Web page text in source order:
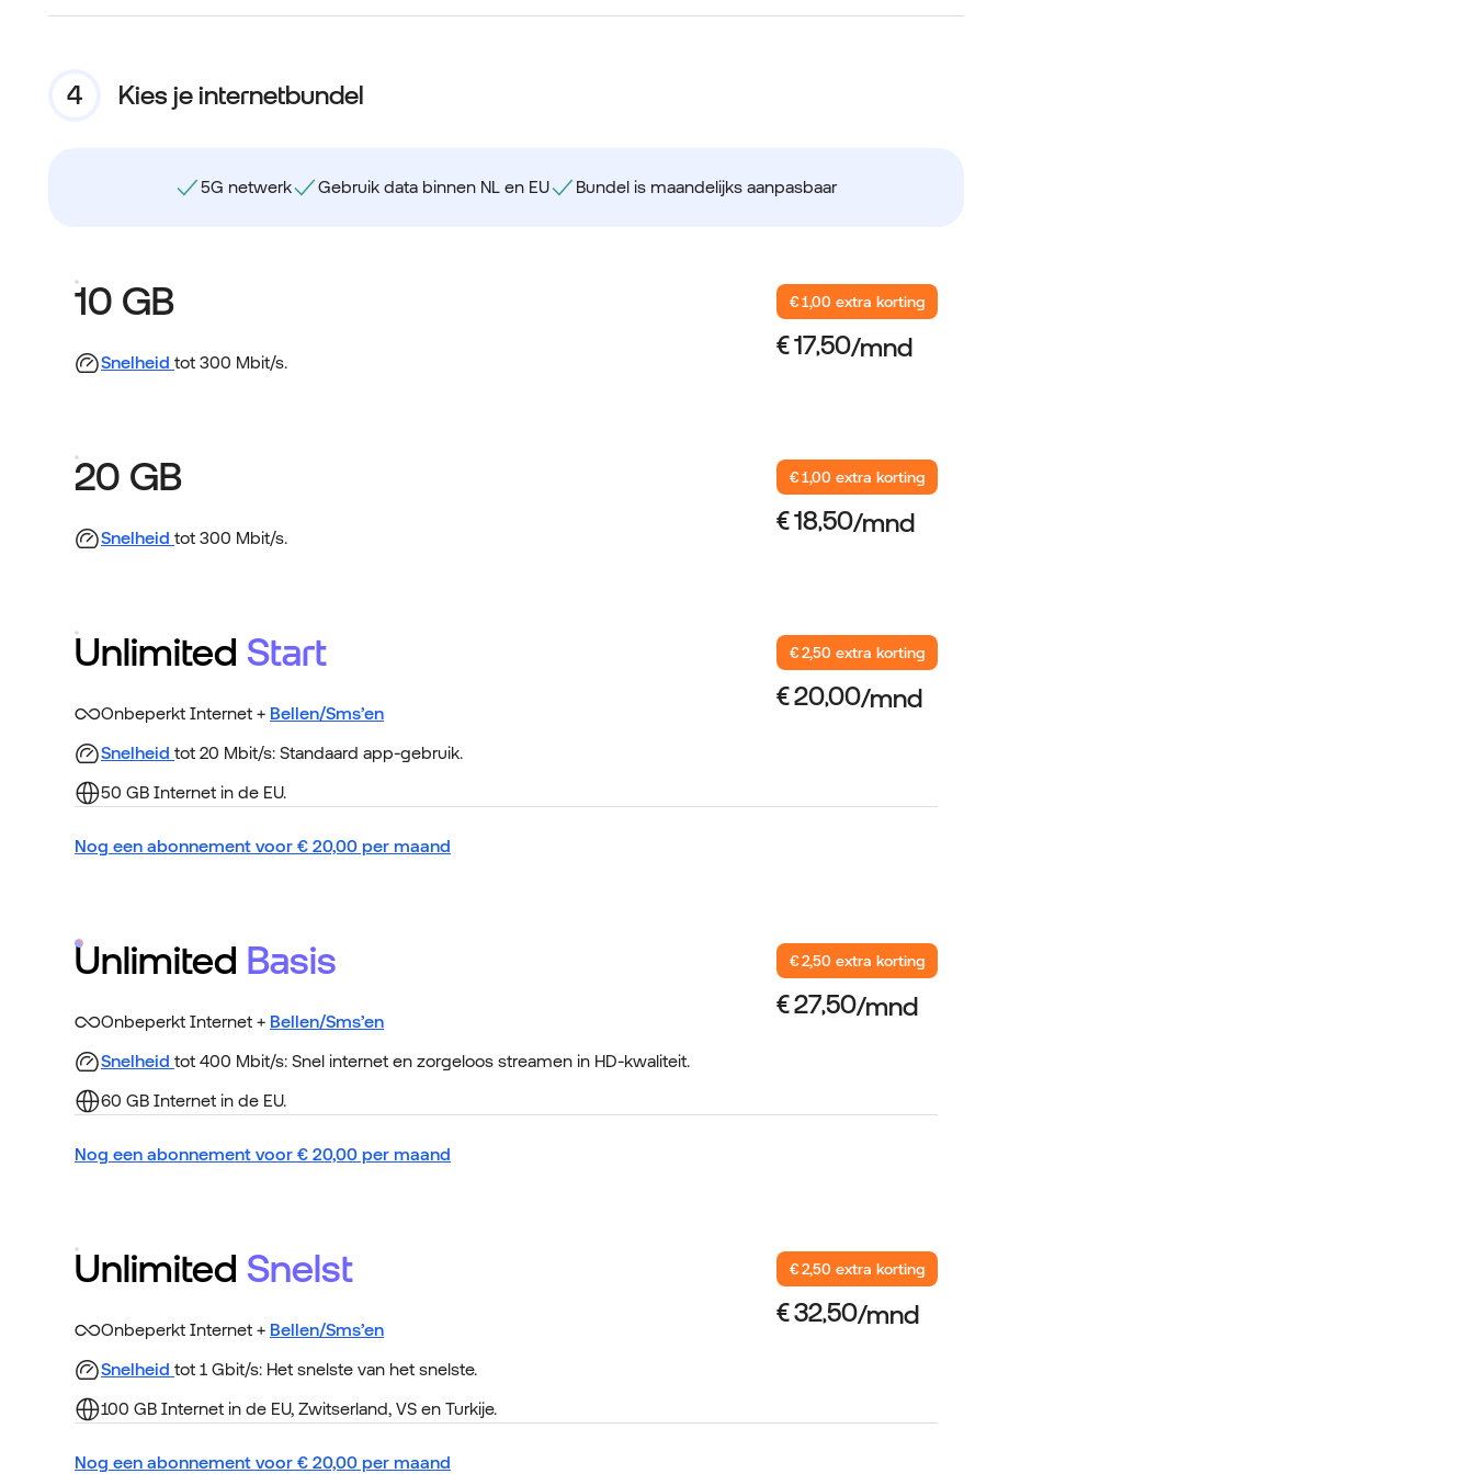
Kies je internetbundel
5G netwerk Gebruik data binnen NL en EU Bundel is maandelijks aanpasbaar
10 GB
Snelheid tot 300 Mbit/s.
€ 1,00 extra korting
20 GB
Snelheid tot 300 Mbit/s.
€ 1,00 extra korting
Unlimited Start
Onbeperkt Internet + Bellen/Sms’en
Snelheid tot 20 Mbit/s: Standaard app-gebruik.
50 GB Internet in de EU.
€ 2,50 extra korting
Nog een abonnement voor € 20,00 per maand
Unlimited Basis
Onbeperkt Internet + Bellen/Sms’en
Snelheid tot 400 Mbit/s: Snel internet en zorgeloos streamen in HD-kwaliteit.
60 GB Internet in de EU.
€ 2,50 extra korting
Nog een abonnement voor € 20,00 per maand
Unlimited Snelst
Onbeperkt Internet + Bellen/Sms’en
Snelheid tot 1 Gbit/s: Het snelste van het snelste.
100 GB Internet in de EU, Zwitserland, VS en Turkije.
€ 2,50 extra korting
Nog een abonnement voor € 20,00 per maand